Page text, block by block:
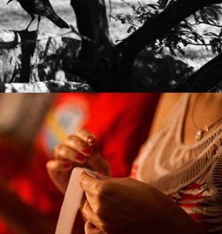
de frutas nativas.
Saiba mais
aqui
COLAR DE LINA
da plataforma destinada a
expressões artísticas. Saiba mais
clicando aqui
.